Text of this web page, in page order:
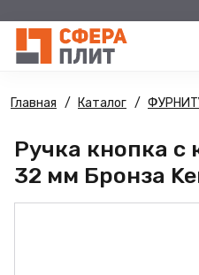
Главная Каталог
Ручка кнопка с
32 мм Бронза